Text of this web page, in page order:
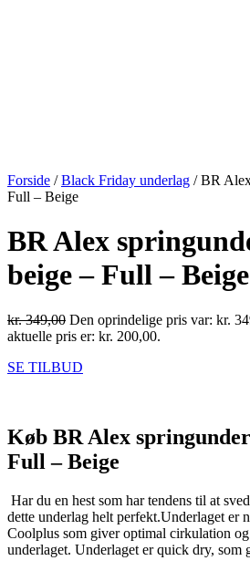
Forside /Black Friday underlag / BR
Full – Beige
BR Alex
beige – Full – Beige
kr.349,00 Den oprindelige pris var: kr.
aktuelle pris er: kr. 200,00.
SE TILBUD
Køb BR Alex
Full – Beige
Har du en hest som har tendens til at
dette underlag helt perfekt.Underlaget er
Coolplus som giver optimal cirkulation
underlaget. Underlaget er quick dry, som